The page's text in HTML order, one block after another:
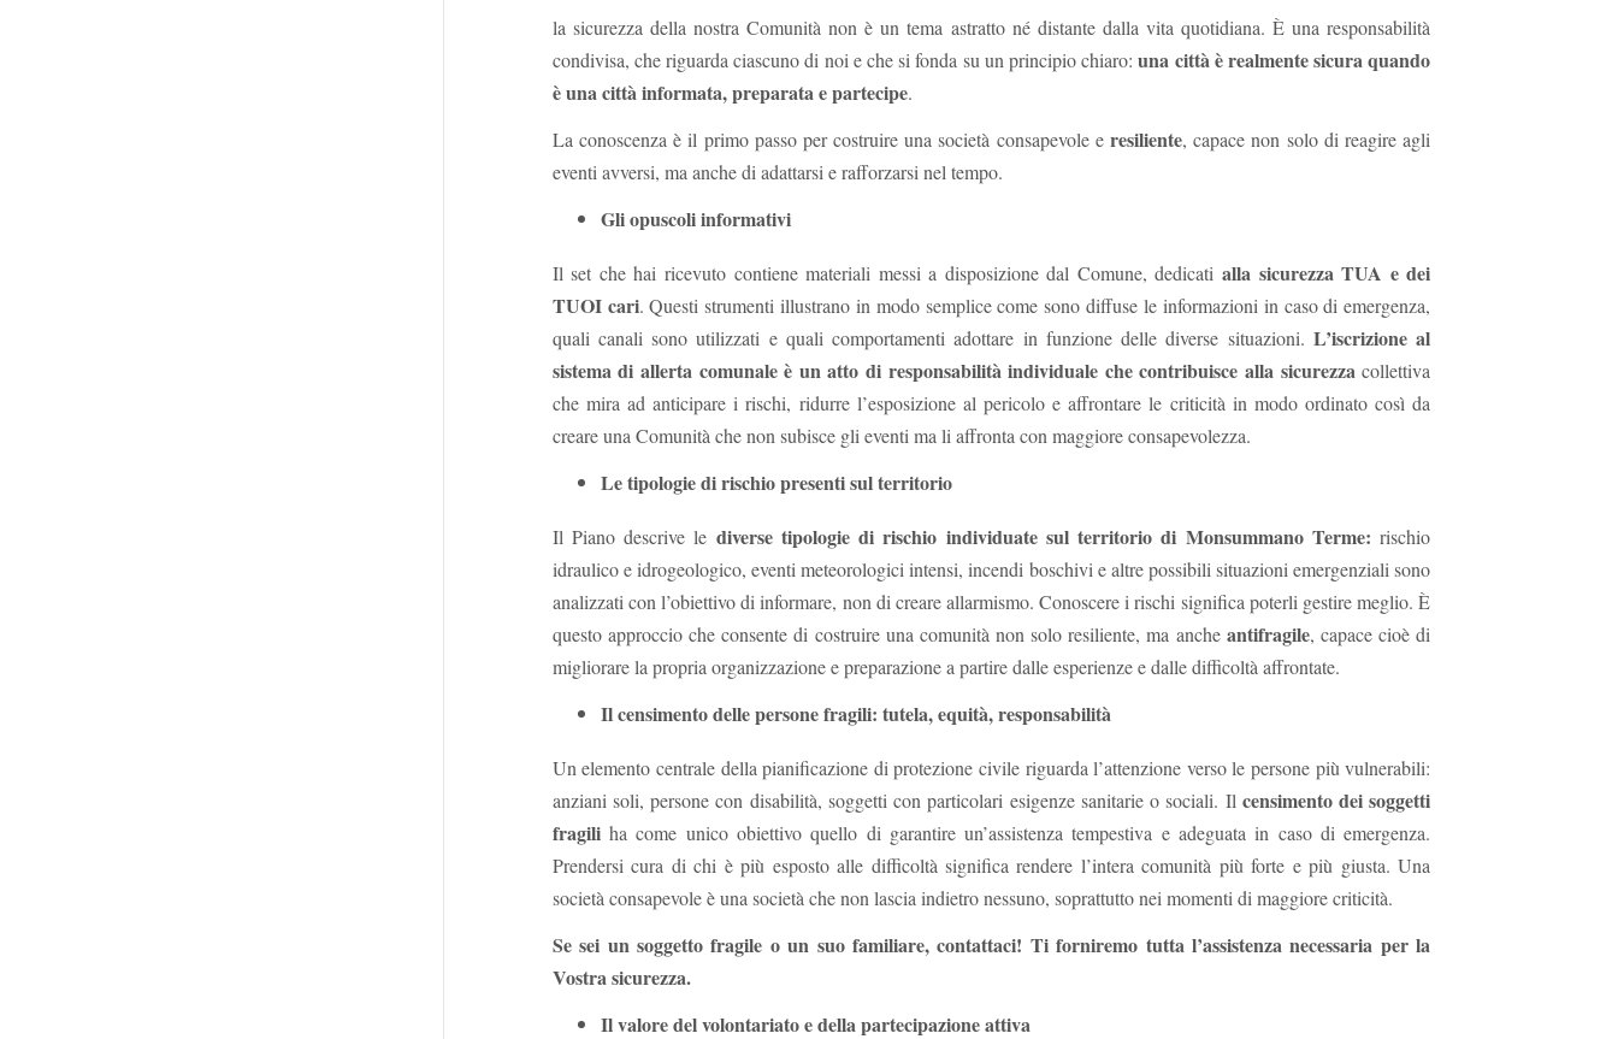
la sicurezza della nostra Comunità non è un tema astratto né distante dalla vita quotidiana. È una responsabilità
condivisa, che riguarda ciascuno di noi e che si fonda su un principio chiaro:una città è realmente sicura quando
è una città informata, preparata e partecipe.
La conoscenza è il primo passo per costruire una società consapevole eresiliente, capace non solo di reagire agli
eventi avversi, ma anche di adattarsi e rafforzarsi nel tempo.
Gli opuscoli informativi
Il set che hai ricevuto contiene materiali messi a disposizione dal Comune, dedicati alla sicurezza TUA e dei
TUOI cari. Questi strumenti illustrano in modo semplice come sono diffuse le informazioni in caso di emergenza,
quali canali sono utilizzati e quali comportamenti adottare in funzione delle diverse situazioni. L’iscrizione al
sistema di allerta comunale è un atto di responsabilità individuale che contribuisce alla sicurezzacollettiva
che mira ad anticipare i rischi, ridurre l’esposizione al pericolo e affrontare le criticità in modo ordinato così da
creare una Comunità che non subisce gli eventi ma li affronta con maggiore consapevolezza.
Le tipologie di rischio presenti sul territorio
Il Piano descrive le diverse tipologie di rischio individuate sul territorio di Monsummano Terme: rischio
idraulico e idrogeologico, eventi meteorologici intensi, incendi boschivi e altre possibili situazioni emergenziali sono
analizzati con l’obiettivo di informare, non di creare allarmismo. Conoscere i rischi significa poterli gestire meglio. È
questo approccio che consente di costruire una comunità non solo resiliente, ma anche antifragile, capace cioè di
migliorare la propria organizzazione e preparazione a partire dalle esperienze e dalle difficoltà affrontate.
Il censimento delle persone fragili: tutela, equità, responsabilità
Un elemento centrale della pianificazione di protezione civile riguarda l’attenzione verso le persone più vulnerabili:
anziani soli, persone con disabilità, soggetti con particolari esigenze sanitarie o sociali. Il censimento dei soggetti
fragiliha come unico obiettivo quello di garantire un’assistenza tempestiva e adeguata in caso di emergenza.
Prendersi cura di chi è più esposto alle difficoltà significa rendere l’intera comunità più forte e più giusta. Una
società consapevole è una società che non lascia indietro nessuno, soprattutto nei momenti di maggiore criticità.
Se sei un soggetto fragile o un suo familiare, contattaci! Ti forniremo tutta l’assistenza necessaria per la
Vostra sicurezza.
Il valore del volontariato e della partecipazione attiva